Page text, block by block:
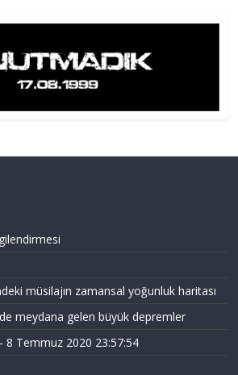
müsilajın zamansal yoğunluk haritası
meydana gelen büyük depremler
8 Temmuz 2020 23:57:54